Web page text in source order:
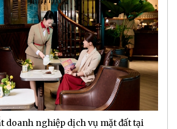
doanh nghiệp dịch vụ mặt đất tại